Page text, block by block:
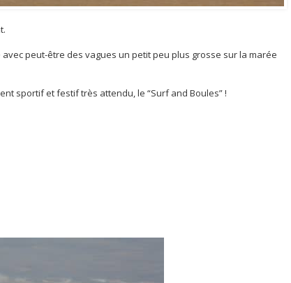
peut-être des vagues un petit peu plus grosse sur la marée
sportif et festif très attendu, le “Surf and Boules” !